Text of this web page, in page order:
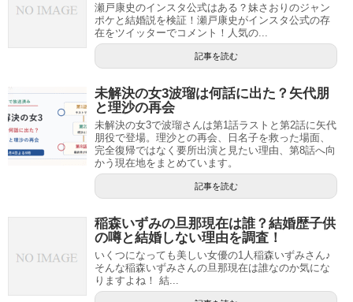
瀬戸康史のインスタ公式はある？妹さおりのジャン
ポケと結婚説を検証！瀬戸康史がインスタ公式の存
在をツイッターでコメント！人気の...
記事を読む
未解決の女3波瑠は何話に出た？矢代朋
と理沙の再会
未解決の女3で波瑠さんは第1話ラストと第2話に矢代
朋役で登場。理沙との再会、日名子を救った場面、
完全復帰ではなく要所出演と見たい理由、第8話へ向
かう現在地をまとめています。
記事を読む
稲森いずみの旦那現在は誰？結婚歴子供
の噂と結婚しない理由を調査！
いくつになっても美しい女優の1人稲森いずみさん♪
そんな稲森いずみさんの旦那現在は誰なのか気にな
りますよね！ 結...